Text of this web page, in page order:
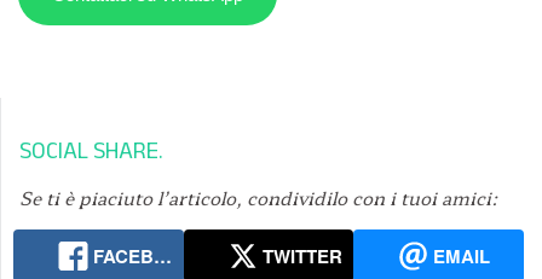
SOCIAL SHARE
Se ti è piaciuto l’articolo, condividilo con i tuoi amici:
FACEBOOK TWITTER
EMAIL